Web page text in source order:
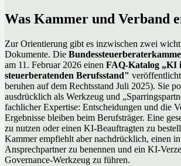
Was Kammer und Verband
Zur Orientierung gibt es inzwischen zwei
Dokumente. Die
am 11. Februar 2026 einen FAQ-Katalog „KI
steuerberatenden Berufsstand"
beruhen auf dem Rechtsstand Juli 2025). Sie
ausdrücklich als Werkzeug und
fachlicher Expertise: Entscheidungen und die
Ergebnisse bleiben beim Berufsträger. Eine
zu nutzen oder einen KI-Beauftragten zu
Kammer empfiehlt aber nachdrücklich, einen
Ansprechpartner zu benennen und ein KI-
Governance-Werkzeug zu führen.